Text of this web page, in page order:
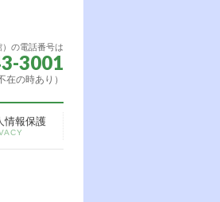
の電話番号は
3001
在の時あり）
情報保護